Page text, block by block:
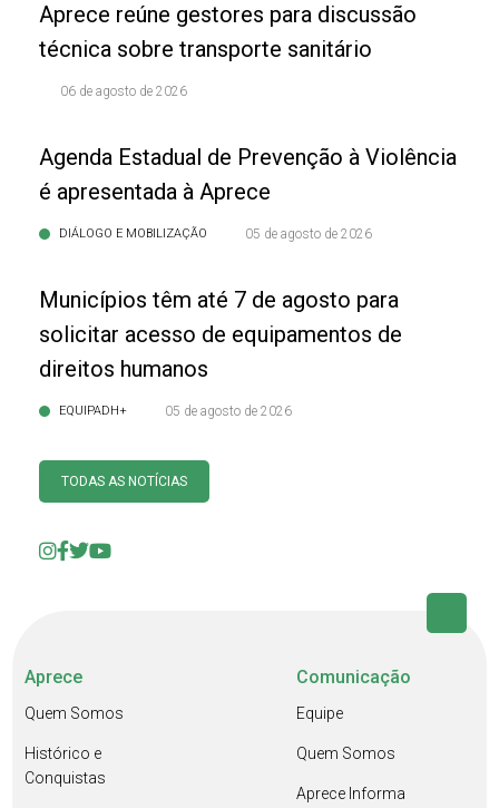
Aprece reúne gestores para discussão
técnica sobre transporte sanitário
06 de agosto de 2026
Agenda Estadual de Prevenção à Violência
é apresentada à Aprece
DIÁLOGO E MOBILIZAÇÃO 05 de agosto de 2026
Municípios têm até 7 de agosto para
solicitar acesso de equipamentos de
direitos humanos
EQUIPADH+ 05 de agosto de 2026
TODAS AS NOTÍCIAS
Aprece
Quem Somos
Histórico e
Conquistas
Comunicação
Equipe
Quem Somos
Aprece Informa